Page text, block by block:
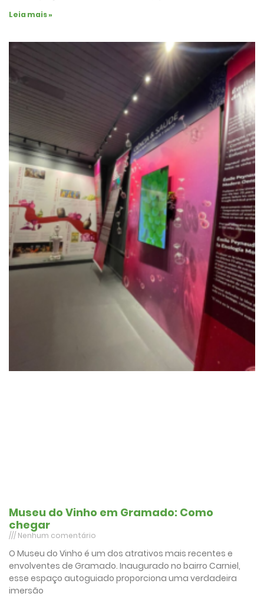
Leia mais »
Museu do Vinho em Gramado: Como
chegar
Nenhum comentário
O Museu do Vinho é um dos atrativos mais recentes e
envolventes de Gramado. Inaugurado no bairro Carniel,
esse espaço autoguiado proporciona uma verdadeira
imersão